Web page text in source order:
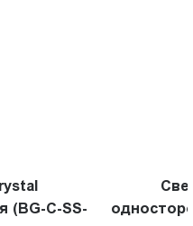
(BG-C-SS-